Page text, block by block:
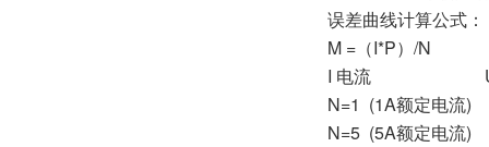
误差曲线计算公式：
M =（I*P）/N
I 电流 U
N=1 (1A额定电
N=5 (5A额定电